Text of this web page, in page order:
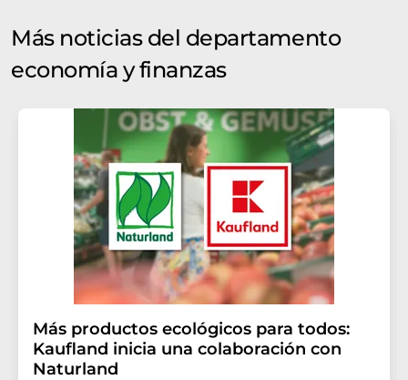
Más noticias del departamento
economía y finanzas
Más productos ecológicos para todos:
Kaufland inicia una colaboración con
Naturland